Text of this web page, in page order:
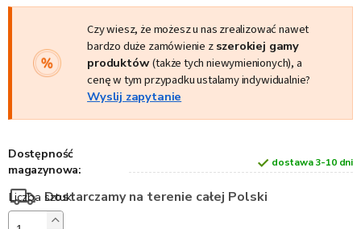
Czy wiesz, że możesz u nas zrealizować nawet
bardzo duże zamówienie z szerokiej gamy
produktów(także tych niewymienionych), a
cenę w tym przypadku ustalamy indywidualnie?
Wyslij zapytanie
Dostępność
magazynowa:
dostawa 3-10 dni
Dostarczamy na terenie całej Polski